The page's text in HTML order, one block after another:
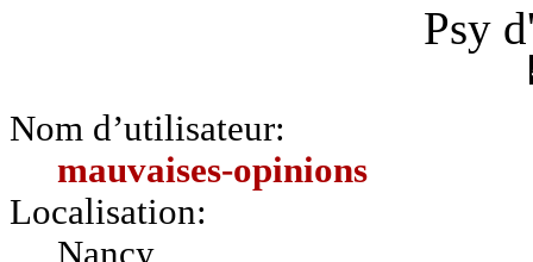
Psy
Nom d’utilisateur:
mauvaises-opinions
Localisation:
Nancy